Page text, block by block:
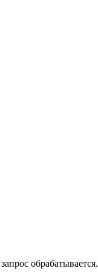
обрабатывается.